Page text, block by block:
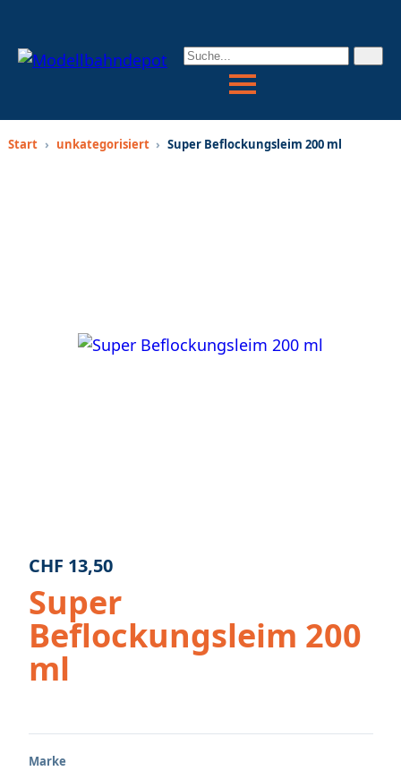
Start › unkategorisiert › Super Beflockungsleim 200 ml
CHF 13,50
Super
Beflockungsleim 200
ml
Marke